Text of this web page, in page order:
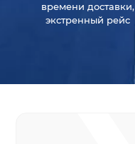
времени доставки,
экстренный рейс